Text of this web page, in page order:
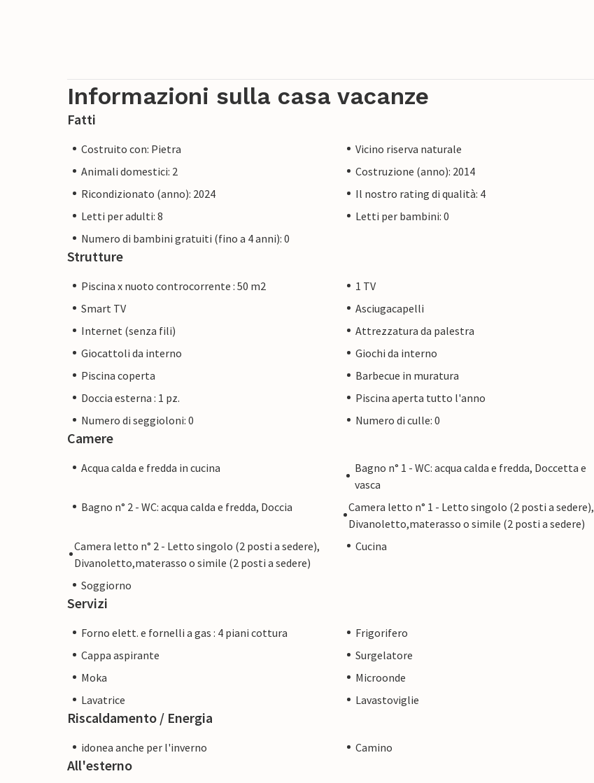
Informazioni sulla casa vacanze
Fatti
Costruito con: Pietra
Vicino riserva naturale
Animali domestici: 2
Costruzione (anno): 2014
Ricondizionato (anno): 2024
Il nostro rating di qualità: 4
Letti per adulti: 8
Letti per bambini: 0
Numero di bambini gratuiti (fino a 4 anni): 0
Strutture
Piscina x nuoto controcorrente : 50 m2
1 TV
Smart TV
Asciugacapelli
Internet (senza fili)
Attrezzatura da palestra
Giocattoli da interno
Giochi da interno
Piscina coperta
Barbecue in muratura
Doccia esterna : 1 pz.
Piscina aperta tutto l'anno
Numero di seggioloni: 0
Numero di culle: 0
Camere
Acqua calda e fredda in cucina
Bagno n° 1 - WC: acqua calda e fredda, Doccetta e
vasca
Bagno n° 2 - WC: acqua calda e fredda, Doccia
Camera letto n° 1 - Letto singolo (2 posti a sedere),
Divanoletto,materasso o simile (2 posti a sedere)
Camera letto n° 2 - Letto singolo (2 posti a sedere),
Divanoletto,materasso o simile (2 posti a sedere)
Cucina
Soggiorno
Servizi
Forno elett. e fornelli a gas : 4 piani cottura
Frigorifero
Cappa aspirante
Surgelatore
Moka
Microonde
Lavatrice
Lavastoviglie
Riscaldamento / Energia
idonea anche per l'inverno Camino
All'esterno